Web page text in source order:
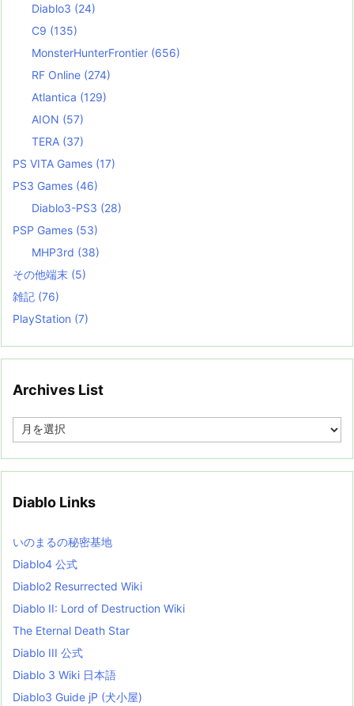
Diablo3 (24)
C9 (135)
MonsterHunterFrontier (656)
RF Online (274)
Atlantica (129)
AION (57)
TERA (37)
PS VITA Games (17)
PS3 Games (46)
Diablo3-PS3 (28)
PSP Games (53)
MHP3rd (38)
その他端末 (5)
雑記 (76)
PlayStation (7)
Archives List
e
i
s
t
Diablo Links
いのまるの秘密基地
Diablo4 公式
Diablo2 Resurrected Wiki
Diablo II: Lord of Destruction Wiki
The Eternal Death Star
Diablo III 公式
Diablo 3 Wiki 日本語
Diablo3 Guide jP (犬小屋)